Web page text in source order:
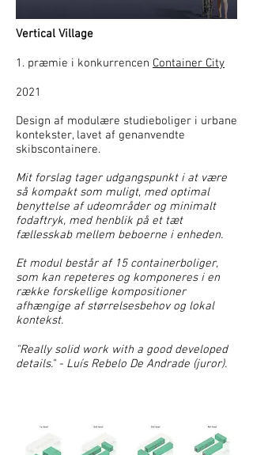
Vertical Village
1. præmie i konkurrencen Container City
2021
Design af modulære studieboliger i urbane
kontekster, lavet af genanvendte
skibscontainere.
Mit forslag tager udgangspunkt i at være
så kompakt som muligt, med optimal
benyttelse af udeområder og minimalt
fodaftryk, med henblik på et tæt
fællesskab mellem beboerne i enheden.
Et modul består af 15 containerboliger,
som kan repeteres og komponeres i en
række forskellige kompositioner
afhængige af størrelsesbehov og lokal
kontekst.
"Really solid work with a good developed
details." - Luís Rebelo De Andrade (juror).